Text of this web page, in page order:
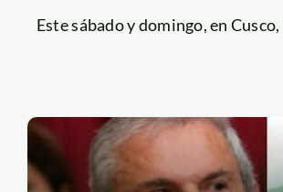
Este sábado y domingo, en